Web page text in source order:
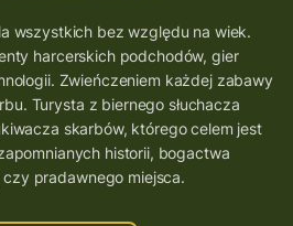
wszystkich bez względu na wiek.
harcerskich podchodów, gier
Zwieńczeniem każdej zabawy
Turysta z biernego słuchacza
skarbów, którego celem jest
historii, bogactwa
pradawnego miejsca.